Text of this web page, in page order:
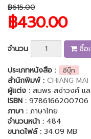
฿615.00
฿430.00
จำนวน
ซื้อ
ประเภทหนังสือ :
อีบุ๊ก
สำนักพิมพ์ : CHIANG MAI
ผู้แต่ง : สมพร สง่าวงศ์ แ
ISBN : 9786166200706
ภาษา : ภาษาไทย
จำนวนหน้า : 484
ขนาดไฟล์ : 34.09 MB